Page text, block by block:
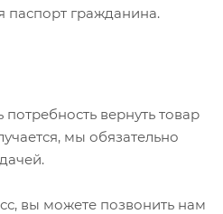
паспорт гражданина.
вернуть товар
мы обязательно
вы можете позвонить нам